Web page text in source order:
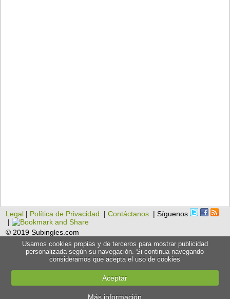
Legal | Política de Privacidad |Contáctanos | Síguenos
|
© 2019 Subingles.com
Usamos cookies propias y de terceros para mostrar publicidad
personalizada según su navegación. Si continua navegando
consideramos que acepta el uso de cookies
Aceptar
Más información